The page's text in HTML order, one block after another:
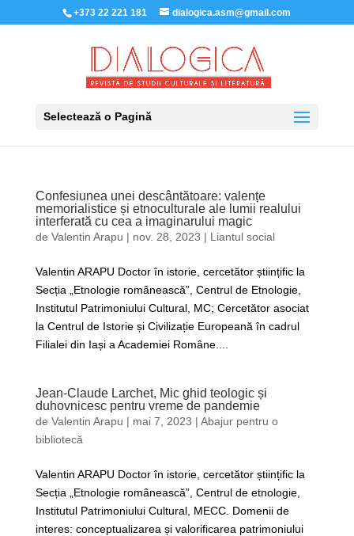
+373 22 221 181 dialogica.asm@gmail.com
Selectează o Pagină
Confesiunea unei descântătoare: valențe
memorialistice și etnoculturale ale lumii realului
interferată cu cea a imaginarului magic
de Valentin Arapu | nov. 28, 2023 | Liantul social
Valentin ARAPU Doctor în istorie, cercetător științific la
Secția „Etnologie românească”, Centrul de Etnologie,
Institutul Patrimoniului Cultural, MC; Cercetător asociat
la Centrul de Istorie și Civilizație Europeană în cadrul
Filialei din Iași a Academiei Române....
Jean-Claude Larchet, Mic ghid teologic și
duhovnicesc pentru vreme de pandemie
de Valentin Arapu | mai 7, 2023 | Abajur pentru o
bibliotecă
Valentin ARAPU Doctor în istorie, cercetător științific la
Secția „Etnologie românească”, Centrul de etnologie,
Institutul Patrimoniului Cultural, MECC. Domenii de
interes: conceptualizarea și valorificarea patrimoniului